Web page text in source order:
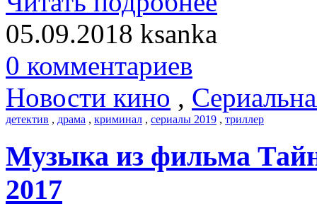
05.09.2018 ksanka
0 комментариев
Новости кино ,
детектив , драма , криминал , сериалы 2019 , триллер
Музыка из фильма
2017